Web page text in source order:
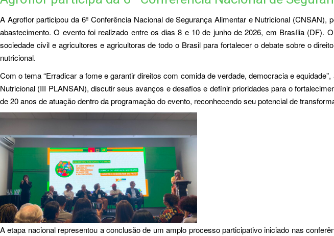
A Agroflor participou da 6ª Conferência Nacional de Segurança Alimentar e Nutricional
abastecimento. O evento foi realizado entre os dias 8 e 10 de junho de 2026, em Brasília (DF).
sociedade civil e agricultores e agricultoras de todo o Brasil para fortalecer o debate sobre o
nutricional.
Com o tema “Erradicar a fome e garantir direitos com comida de verdade, democracia e
Nutricional (III PLANSAN), discutir seus avanços e desafios e definir prioridades para o
de 20 anos de atuação dentro da programação do evento, reconhecendo seu potencial de
A etapa nacional representou a conclusão de um amplo processo participativo iniciado nas